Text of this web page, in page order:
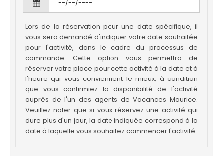
Lors de la réservation pour une date spécifique, il
vous sera demandé d'indiquer votre date souhaitée
pour l'activité, dans le cadre du processus de
commande. Cette option vous permettra de
réserver votre place pour cette activité à la date et à
l'heure qui vous conviennent le mieux, à condition
que vous confirmiez la disponibilité de l'activité
auprès de l'un des agents de Vacances Maurice.
Veuillez noter que si vous réservez une activité qui
dure plus d'un jour, la date indiquée correspond à la
date à laquelle vous souhaitez commencer l'activité.